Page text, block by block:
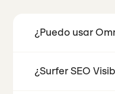
¿Puedo usar
Sí. Resuelven
¿Surfer SEO